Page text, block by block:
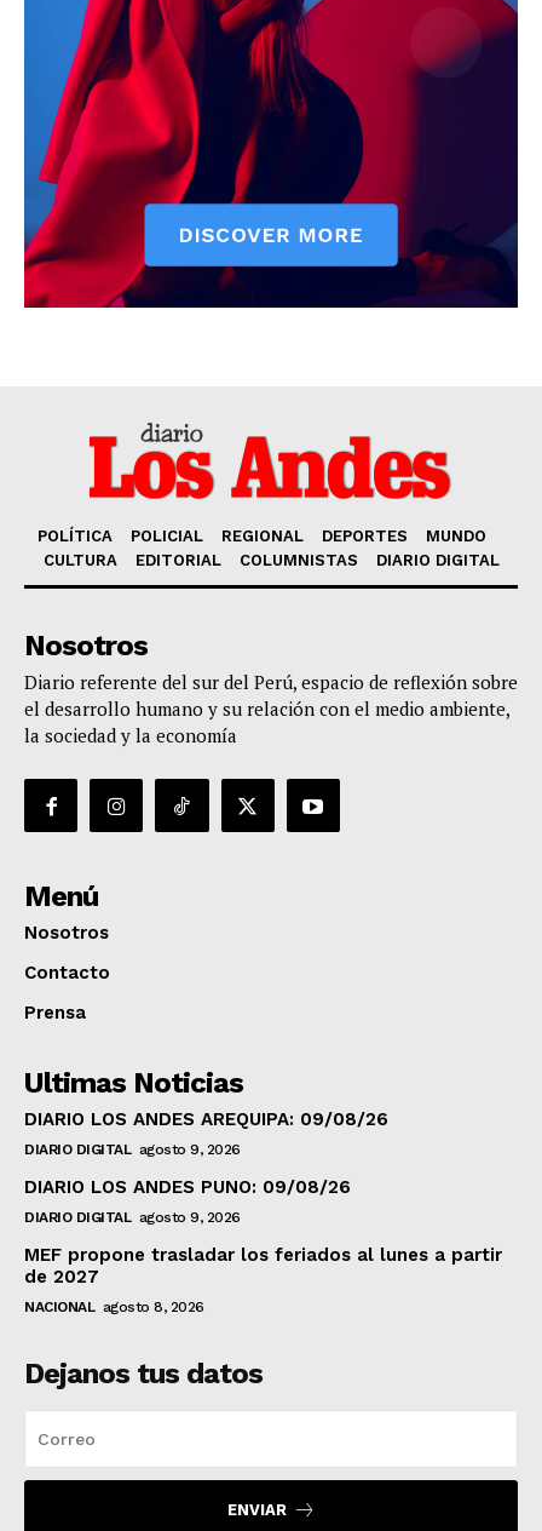
POLÍTICA POLICIAL REGIONAL DEPORTES
MUNDO
CULTURA
EDITORIAL COLUMNISTAS DIARIO DIGITAL
Nosotros
Diario referente del sur del Perú, espacio de reflexión sobre
el desarrollo humano y su relación con el medio ambiente,
la sociedad y la economía
Menú
Nosotros
Contacto
Prensa
Ultimas Noticias
DIARIO LOS ANDES AREQUIPA: 09/08/26
DIARIO DIGITAL agosto 9, 2026
DIARIO LOS ANDES PUNO: 09/08/26
DIARIO DIGITAL agosto 9, 2026
MEF propone trasladar los feriados al lunes a partir
de 2027
NACIONAL agosto 8, 2026
Dejanos tus datos
ENVIAR